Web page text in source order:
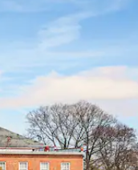
vers le bas, ou en